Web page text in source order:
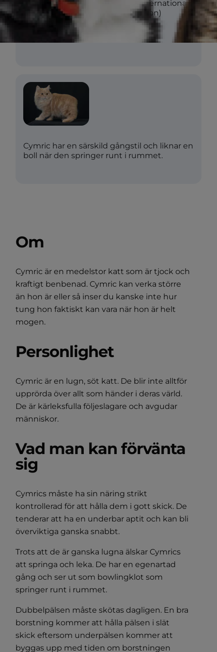
TICA (The International
Cat Association)
Cymric har en särskild gångstil och liknar en
boll när den springer runt i rummet.
Om
Cymric är en medelstor katt som är tjock och
kraftigt benbenad. Cymric kan verka större
än hon är eller så inser du kanske inte hur
tung hon faktiskt kan vara när hon är helt
mogen.
Personlighet
Cymric är en lugn, söt katt. De blir inte alltför
upprörda över allt som händer i deras värld.
De är kärleksfulla följeslagare och avgudar
människor.
Vad man kan förvänta
sig
Cymrics måste ha sin näring strikt
kontrollerad för att hålla dem i gott skick. De
tenderar att ha en underbar aptit och kan bli
överviktiga ganska snabbt.
Trots att de är ganska lugna älskar Cymrics
att springa och leka. De har en egenartad
gång och ser ut som bowlingklot som
springer runt i rummet.
Dubbelpälsen måste skötas dagligen. En bra
borstning kommer att hålla pälsen i slät
skick eftersom underpälsen kommer att
byggas upp med tiden om borstningen